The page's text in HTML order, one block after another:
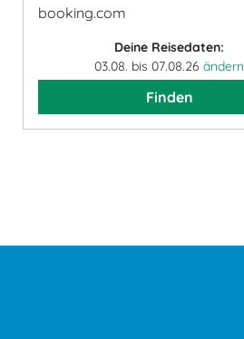
booking.com
Deine Reisedaten:
03.08. bis 07.08.26ändern
Finden